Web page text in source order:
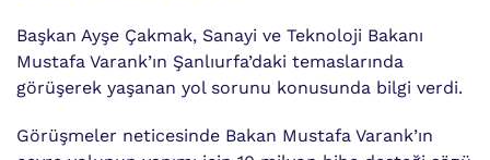
Başkan Ayşe Çakmak, Sanayi ve Teknoloji Bakanı
Mustafa Varank’ın Şanlıurfa’daki temaslarında
görüşerek yaşanan yol sorunu konusunda bilgi verdi.
Görüşmeler neticesinde Bakan Mustafa Varank’ın